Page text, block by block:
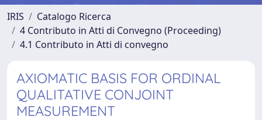
IRIS
Catalogo Ricerca
4 Contributo in Atti di Convegno (Proceeding)
4.1 Contributo in Atti di convegno
AXIOMATIC BASIS FOR ORDINAL
QUALITATIVE CONJOINT
MEASUREMENT